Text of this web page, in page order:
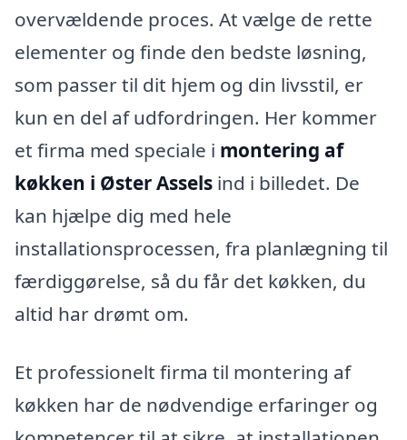
overvældende proces. At vælge de rette
elementer og finde den bedste løsning,
som passer til dit hjem og din livsstil, er
kun en del af udfordringen. Her kommer
et firma med speciale i montering af
køkken i Øster Assels ind i billedet. De
kan hjælpe dig med hele
installationsprocessen, fra planlægning til
færdiggørelse, så du får det køkken, du
altid har drømt om.
Et professionelt firma til montering af
køkken har de nødvendige erfaringer og